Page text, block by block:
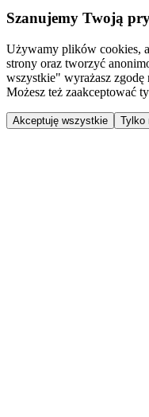
Szanujemy Twoją
Używamy plików cookies,
strony oraz tworzyć
wszystkie" wyrażasz zgodę
Możesz też zaakceptować
Akceptuję wszystkie Tylko